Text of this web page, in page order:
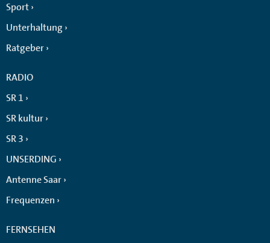
Sport
Unterhaltung
Ratgeber
RADIO
SR 1
SR kultur
SR 3
UNSERDING
Antenne Saar
Frequenzen
FERNSEHEN